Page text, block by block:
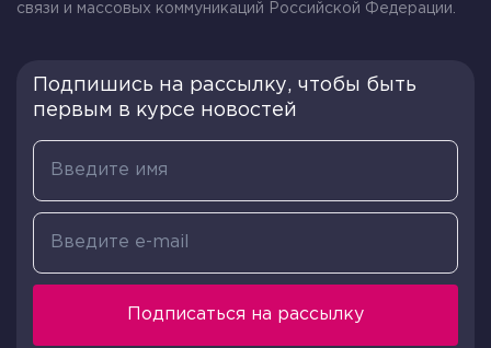
связи и массовых коммуникаций Российской Федерации.
Подпишись на рассылку, чтобы быть
первым в курсе новостей
Подписаться на рассылку